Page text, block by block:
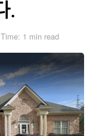
.
1 min read